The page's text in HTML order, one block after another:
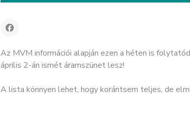
Az MVM információi alapján ezen a héten is
április 2-án ismét áramszünet lesz!
A lista könnyen lehet, hogy korántsem teljes, de